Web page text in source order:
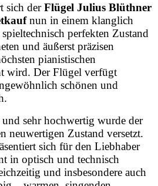
sich derFlügel Julius Blüthner
nun in einem klanglich
perfekten Zustand
und äußerst präzisen
pianistischen
wird. Der Flügel verfügt
schönen und
sehr hochwertig wurde der
neuwertigen Zustand versetzt.
sich für den Liebhaber
in optisch und technisch
und insbesondere auch